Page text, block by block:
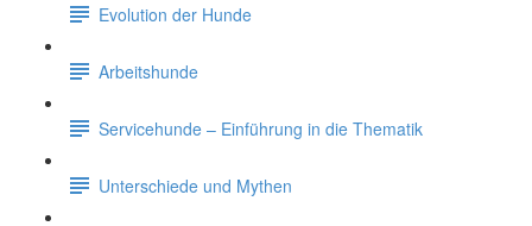
Evolution der Hunde
Arbeitshunde
Servicehunde – Einführung in die Thematik
Unterschiede und Mythen